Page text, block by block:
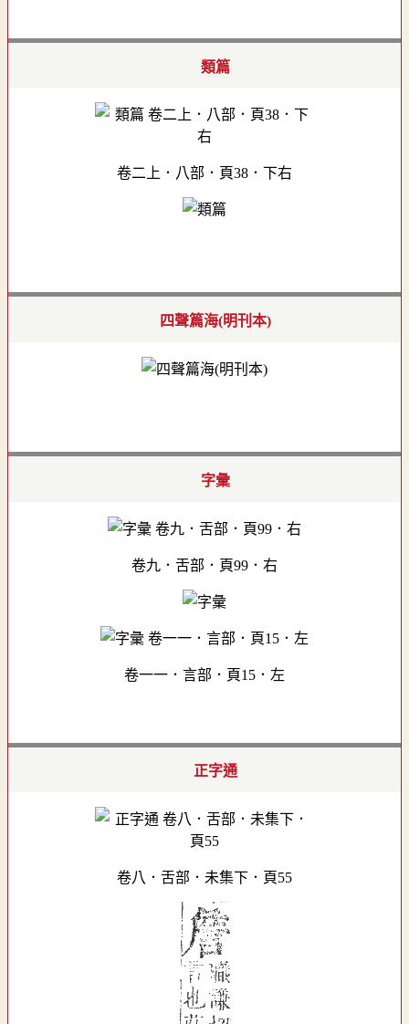
類篇
卷二上．八部．頁38．下右
四聲篇海(明刊本)
字彙
卷九．舌部．頁99．右
卷一一．言部．頁15．左
正字通
卷八．舌部．未集下．頁55